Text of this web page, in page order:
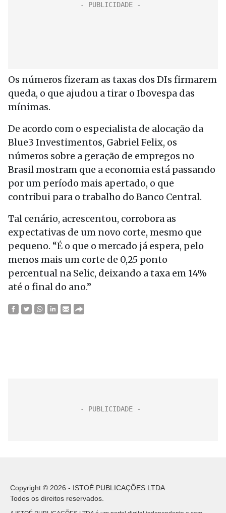
Os números fizeram as taxas dos DIs firmarem
queda, o que ajudou a tirar o Ibovespa das
mínimas.
De acordo com o especialista de alocação da
Blue3 Investimentos, Gabriel Felix, os
números sobre a geração de empregos no
Brasil mostram que a economia está passando
por um período mais apertado, o que
contribui para o trabalho do Banco Central.
Tal cenário, acrescentou, corrobora as
expectativas de um novo corte, mesmo que
pequeno. “É o que o mercado já espera, pelo
menos mais um corte de 0,25 ponto
percentual na Selic, deixando a taxa em 14%
até o final do ano.”
Copyright © 2026 - ISTOÉ PUBLICAÇÕES LTDA
Todos os direitos reservados.